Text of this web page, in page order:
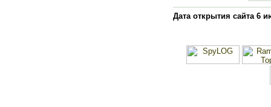
Дата открытия сайта 6